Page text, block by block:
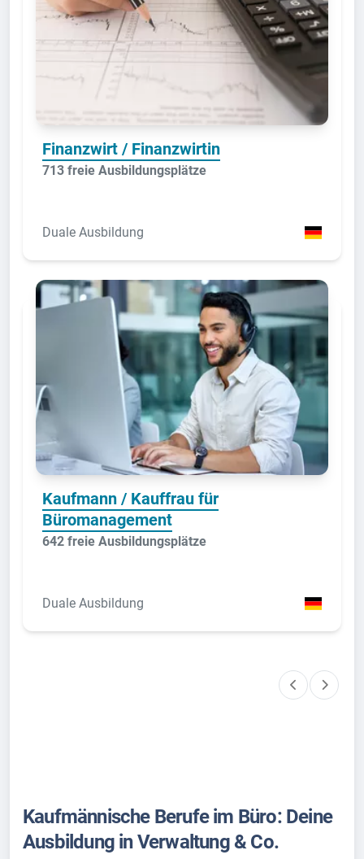
Finanzwirt / Finanzwirtin
713 freie Ausbildungsplätze
Duale Ausbildung
Kaufmann / Kauffrau für
Büromanagement
642 freie Ausbildungsplätze
Duale Ausbildung
Kaufmännische Berufe im Büro: Deine
Ausbildung in Verwaltung & Co.